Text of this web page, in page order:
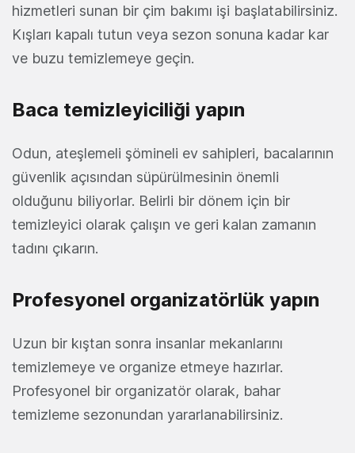
hizmetleri sunan bir çim bakımı işi başlatabilirsiniz.
Kışları kapalı tutun veya sezon sonuna kadar kar
ve buzu temizlemeye geçin.
Baca temizleyiciliği yapın
Odun, ateşlemeli şömineli ev sahipleri, bacalarının
güvenlik açısından süpürülmesinin önemli
olduğunu biliyorlar. Belirli bir dönem için bir
temizleyici olarak çalışın ve geri kalan zamanın
tadını çıkarın.
Profesyonel organizatörlük yapın
Uzun bir kıştan sonra insanlar mekanlarını
temizlemeye ve organize etmeye hazırlar.
Profesyonel bir organizatör olarak, bahar
temizleme sezonundan yararlanabilirsiniz.